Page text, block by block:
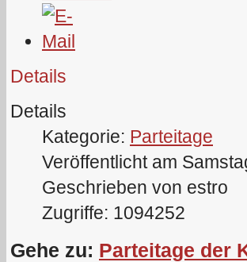
Details
Details
Kategorie: Parteitage
Veröffentlicht am
Geschrieben von estro
Zugriffe: 1094252
Gehe zu: Parteitage der